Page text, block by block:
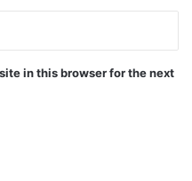
in this browser for the next